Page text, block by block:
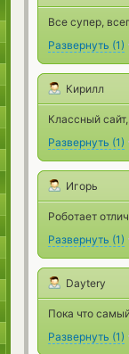
Все супер,
Развернуть (1)
Кирилл
Классный
Развернуть (1)
Игорь
Роботает
Развернуть (1)
Daytery
Пока что
Развернуть (1)